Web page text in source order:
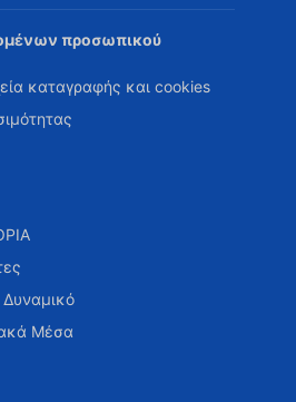
προσωπικού
καταγραφής και cookies
Μέσα